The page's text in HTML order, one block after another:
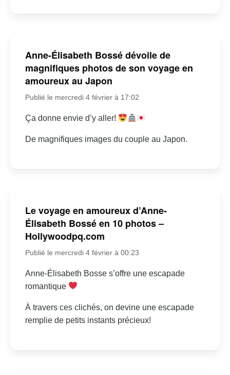
Anne-Élisabeth Bossé dévoile de
magnifiques photos de son voyage en
amoureux au Japon
Publié le mercredi 4 février à 17:02
Ça donne envie d’y aller!
De magnifiques images du couple au Japon.
Le voyage en amoureux d’Anne-
Élisabeth Bossé en 10 photos –
Hollywoodpq.com
Publié le mercredi 4 février à 00:23
Anne-Élisabeth Bosse s’offre une escapade
romantique
À travers ces clichés, on devine une escapade
remplie de petits instants précieux!